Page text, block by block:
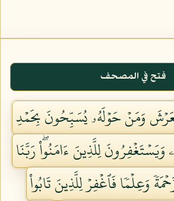
فتح في المصحف
وَمَنۡ حَوۡلَهُۥ يُسَبِّحُونَ بِحَمۡدِ
لِلَّذِينَ ءَامَنُواْۖ رَبَّنَا
وَعِلۡمٗا فَٱغۡفِرۡ لِلَّذِينَ تَابُواْ